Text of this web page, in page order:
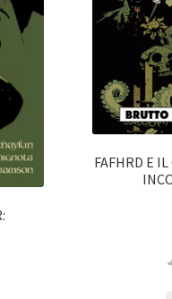
FAFHRD E